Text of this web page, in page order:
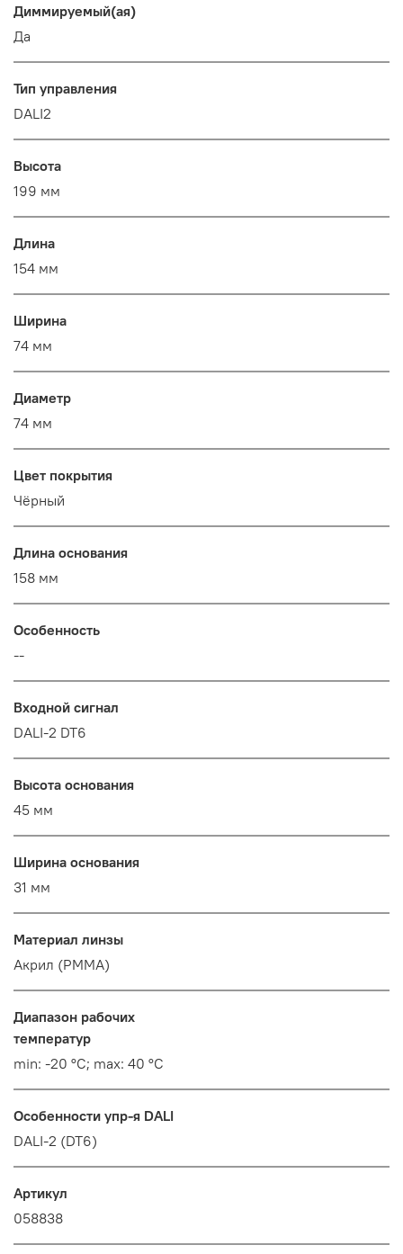
Диммируемый(ая)
Да
Тип управления
DALI2
Высота
199 мм
Длина
154 мм
Ширина
74 мм
Диаметр
74 мм
Цвет покрытия
Чёрный
Длина основания
158 мм
Особенность
--
Входной сигнал
DALI-2 DT6
Высота основания
45 мм
Ширина основания
31 мм
Материал линзы
Акрил (PMMA)
Диапазон рабочих
температур
min: -20 °C; max: 40 °C
Особенности упр-я DALI
DALI-2 (DT6)
Артикул
058838